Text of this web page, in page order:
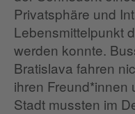
Privatsphäre und
Lebensmittelpunkt
werden konnte.
Bratislava fahren
ihren Freund*innen
Stadt mussten im